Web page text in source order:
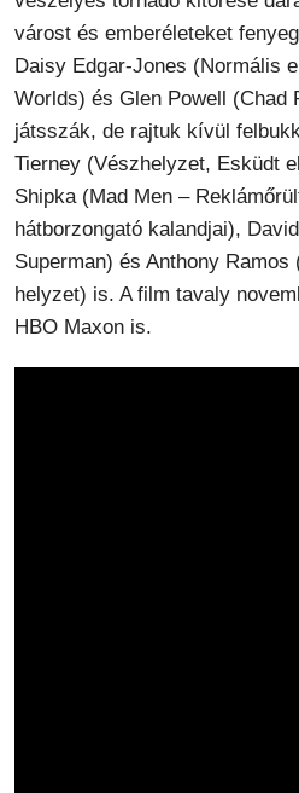
várost és emberéleteket
Daisy Edgar-Jones (Normális
Worlds) és Glen Powell (Chad
játsszák, de rajtuk kívül
Tierney (Vészhelyzet, Esküdt
Shipka (Mad Men –
hátborzongató kalandjai),
Superman) és Anthony
helyzet) is. A film tavaly
HBO Maxon is.